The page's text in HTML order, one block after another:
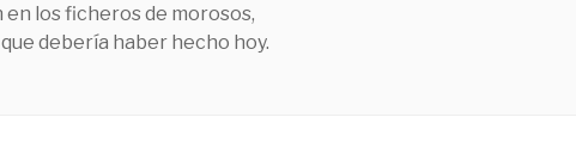
los ficheros de morosos,
debería haber hecho hoy.